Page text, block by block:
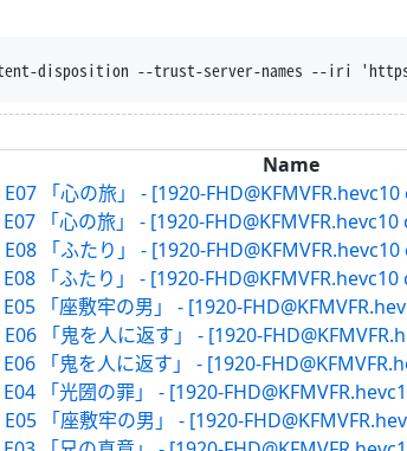
--trust-server-names --iri 'https://
Name
「心の旅」 - [1920-
「心の旅」 - [1920-
「ふたり」 - [1920-
「ふたり」 - [1920-
「座敷牢の男」 - [1920-
「鬼を人に返す」 - [1920-
「鬼を人に返す」 - [1920-
「光圀の罪」 - [1920-
「座敷牢の男」 - [1920-